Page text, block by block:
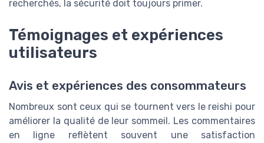
recherchés, la sécurité doit toujours primer.
Témoignages et expériences
utilisateurs
Avis et expériences des consommateurs
Nombreux sont ceux qui se tournent vers le reishi pour
améliorer la qualité de leur sommeil. Les commentaires
en ligne reflètent souvent une satisfaction